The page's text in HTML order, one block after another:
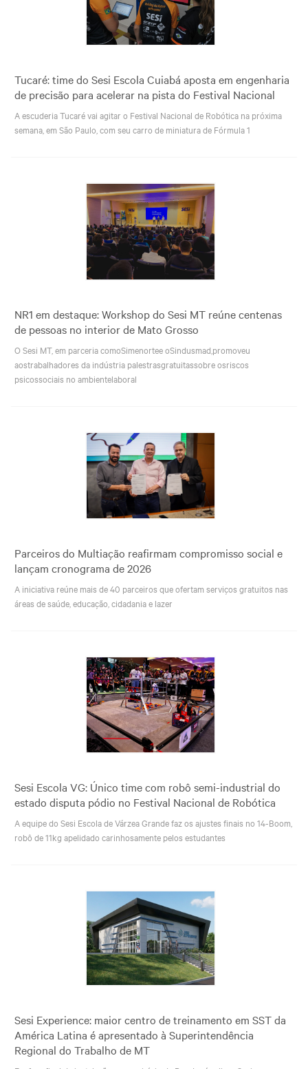
Tucaré: time do Sesi Escola Cuiabá aposta em engenharia
de precisão para acelerar na pista do Festival Nacional
A escuderia Tucaré vai agitar o Festival Nacional de Robótica na próxima
semana, em São Paulo, com seu carro de miniatura de Fórmula 1
NR1 em destaque: Workshop do Sesi MT reúne centenas
de pessoas no interior de Mato Grosso
O Sesi MT, em parceria comoSimenortee oSindusmad,promoveu
aostrabalhadores da indústria palestrasgratuitassobre osriscos
psicossociais no ambientelaboral
Parceiros do Multiação reafirmam compromisso social e
lançam cronograma de 2026
A iniciativa reúne mais de 40 parceiros que ofertam serviços gratuitos nas
áreas de saúde, educação, cidadania e lazer
Sesi Escola VG: Único time com robô semi-industrial do
estado disputa pódio no Festival Nacional de Robótica
A equipe do Sesi Escola de Várzea Grande faz os ajustes finais no 14-Boom,
robô de 11kg apelidado carinhosamente pelos estudantes
Sesi Experience: maior centro de treinamento em SST da
América Latina é apresentado à Superintendência
Regional do Trabalho de MT